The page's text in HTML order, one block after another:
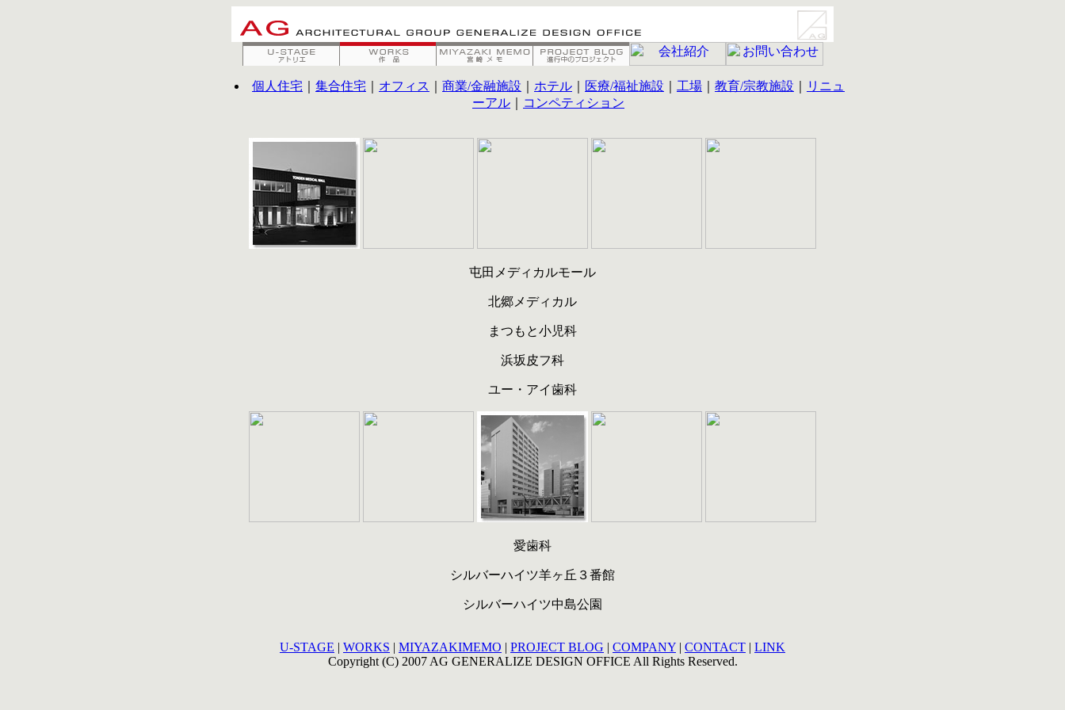
個人住宅 集合住宅 オフィス 商業/金融施設 ホテル 医療/福祉施設 工場 教育/宗教施設
リニュ
ーアル
コンペティション
屯田メディカルモール
北郷メディカル
まつもと小児科
浜坂皮フ科
ユー・アイ歯科
愛歯科
シルバーハイツ羊ヶ丘３番館
シルバーハイツ中島公園
U-STAGE | WORKS | MIYAZAKIMEMO | PROJECT BLOG | COMPANY | CONTACT | LINK
Copyright (C) 2007 AG GENERALIZE DESIGN OFFICE All Rights Reserved.